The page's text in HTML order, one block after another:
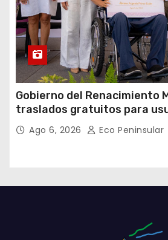
Gobierno del Renacimiento
traslados gratuitos para
del CREE
Ago 6, 2026 Eco Peninsular